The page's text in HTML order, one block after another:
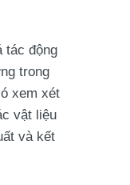
tác động
trong
xem xét
vật liệu
và kết